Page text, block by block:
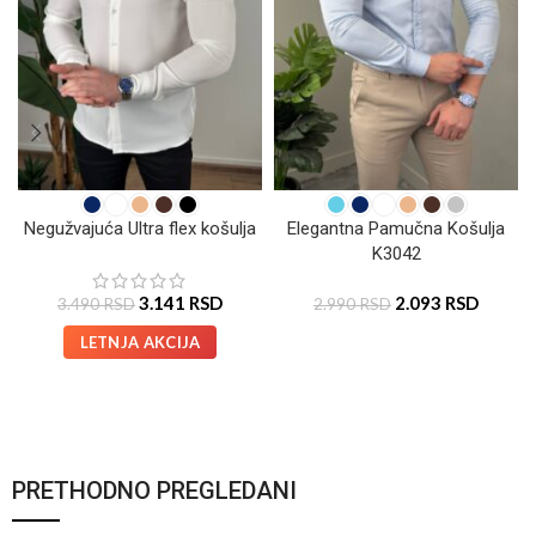
Negužvajuća Ultra flex košulja
3.490RSD3.141 RSD
LETNJA AKCIJA
Elegantna Pamučna Košulja
K3042
2.990RSD 2.093 RSD
PRETHODNO PREGLEDANI